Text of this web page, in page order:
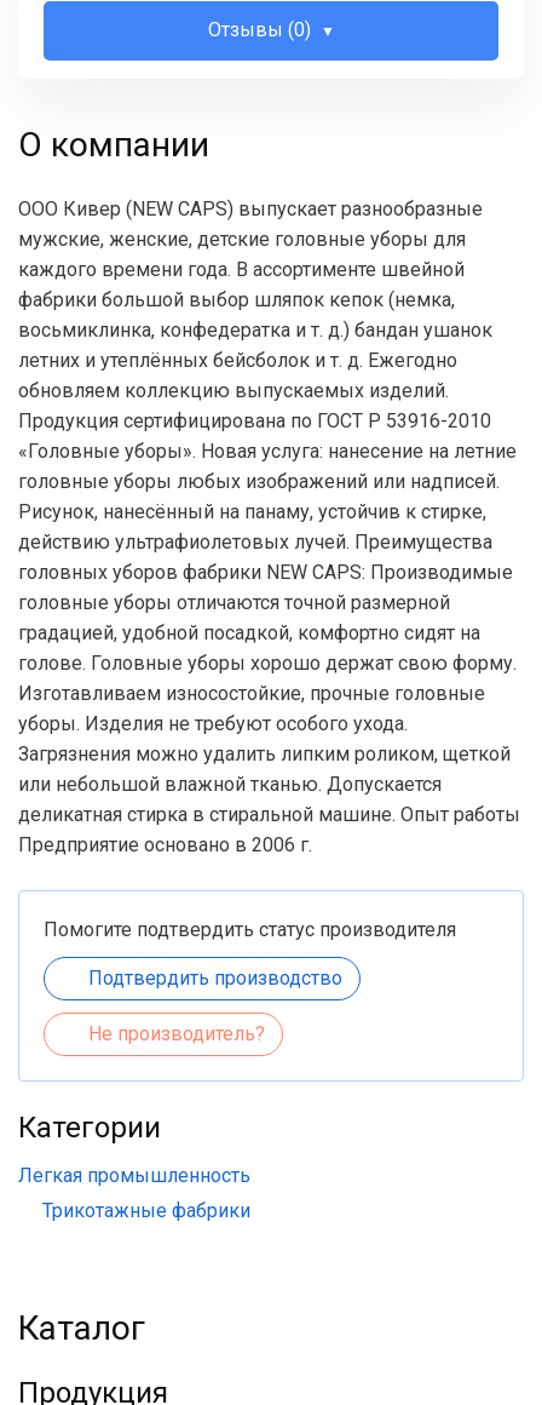
Отзывы (0)
О компании
ООО Кивер (NEW CAPS) выпускает разнообразные
мужские, женские, детские головные уборы для
каждого времени года. В ассортименте швейной
фабрики большой выбор шляпок кепок (немка,
восьмиклинка, конфедератка и т. д.) бандан ушанок
летних и утеплённых бейсболок и т. д. Ежегодно
обновляем коллекцию выпускаемых изделий.
Продукция сертифицирована по ГОСТ Р 53916-2010
«Головные уборы». Новая услуга: нанесение на летние
головные уборы любых изображений или надписей.
Рисунок, нанесённый на панаму, устойчив к стирке,
действию ультрафиолетовых лучей. Преимущества
головных уборов фабрики NEW CAPS: Производимые
головные уборы отличаются точной размерной
градацией, удобной посадкой, комфортно сидят на
голове. Головные уборы хорошо держат свою форму.
Изготавливаем износостойкие, прочные головные
уборы. Изделия не требуют особого ухода.
Загрязнения можно удалить липким роликом, щеткой
или небольшой влажной тканью. Допускается
деликатная стирка в стиральной машине. Опыт работы
Предприятие основано в 2006 г.
Помогите подтвердить статус производителя
Подтвердить производство
Не производитель?
Категории
Легкая промышленность
Трикотажные фабрики
Каталог
Продукция